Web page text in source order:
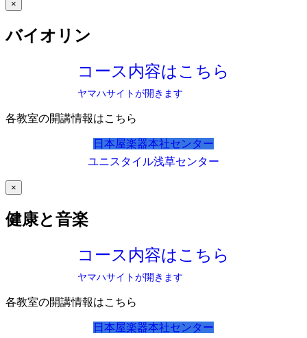
×
バイオリン
コース内容はこちら
ヤマハサイトが開きます
各教室の開講情報はこちら
日本屋楽器本社センター
ユニスタイル浅草センター
×
健康と音楽
コース内容はこちら
ヤマハサイトが開きます
各教室の開講情報はこちら
日本屋楽器本社センター